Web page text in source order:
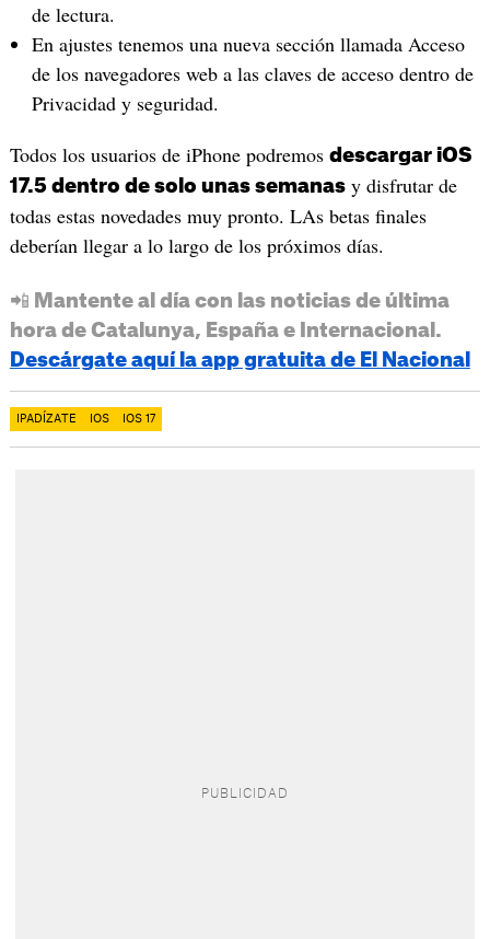
de lectura.
En ajustes tenemos una nueva sección llamada Acceso
de los navegadores web a las claves de acceso dentro de
Privacidad y seguridad.
Todos los usuarios de iPhone podremos descargar iOS
17.5 dentro de solo unas semanasy disfrutar de
todas estas novedades muy pronto. LAs betas finales
deberían llegar a lo largo de los próximos días.
📲 Mantente al día con las noticias de última
hora de Catalunya, España e Internacional.
Descárgate aquí la app gratuita de El Nacional
IPADÍZATE IOS IOS 17